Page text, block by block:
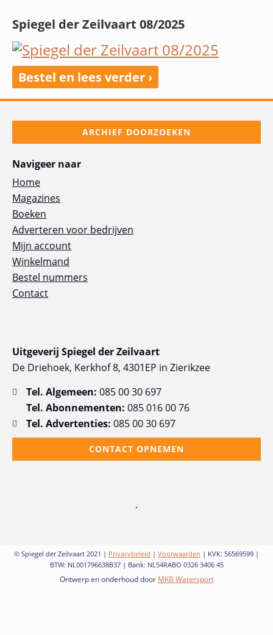
Spiegel der Zeilvaart 08/2025
Bestel en lees verder ›
Uitgeverij Spiegel der Zeilvaart
De Driehoek, Kerkhof 8, 4301EP in Zierikzee
Tel. Algemeen: 085 00 30 697
Tel. Abonnementen: 085 016 00 76
Tel. Advertenties: 085 00 30 697
CONTACT OPNEMEN
ARCHIEF DOORZOEKEN
Navigeer naar
Home
Magazines
Boeken
Adverteren voor bedrijven
Mijn account
Winkelmand
Bestel nummers
Contact
© Spiegel der Zeilvaart 2021 | Privacybeleid | Voorwaarden | KVK: 56569599 |
BTW: NL001796638B37 | Bank: NL54RABO 0326 3406 45
Ontwerp en onderhoud door MKB Watersport